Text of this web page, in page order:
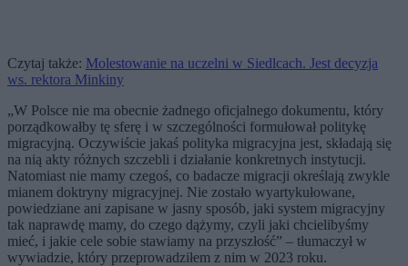
Czytaj także: Molestowanie na uczelni w Siedlcach. Jest decyzja
ws. rektora Minkiny
„W Polsce nie ma obecnie żadnego oficjalnego dokumentu, który
porządkowałby tę sferę i w szczególności formułował politykę
migracyjną. Oczywiście jakaś polityka migracyjna jest, składają się
na nią akty różnych szczebli i działanie konkretnych instytucji.
Natomiast nie mamy czegoś, co badacze migracji określają zwykle
mianem doktryny migracyjnej. Nie zostało wyartykułowane,
powiedziane ani zapisane w jasny sposób, jaki system migracyjny
tak naprawdę mamy, do czego dążymy, czyli jaki chcielibyśmy
mieć, i jakie cele sobie stawiamy na przy­szłość” – tłumaczył w
wywiadzie, który przeprowadziłem z nim w 2023 roku.